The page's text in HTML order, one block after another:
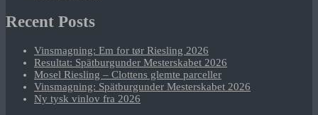
Recent Posts
Vinsmagning: Em for tør Riesling 2026
Resultat: Spätburgunder Mesterskabet 2026
Mosel Riesling – Clottens glemte parceller
Vinsmagning: Spätburgunder Mesterskabet 2026
Ny tysk vinlov fra 2026